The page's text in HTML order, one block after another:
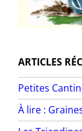
ARTICLES
Petites
À lire :